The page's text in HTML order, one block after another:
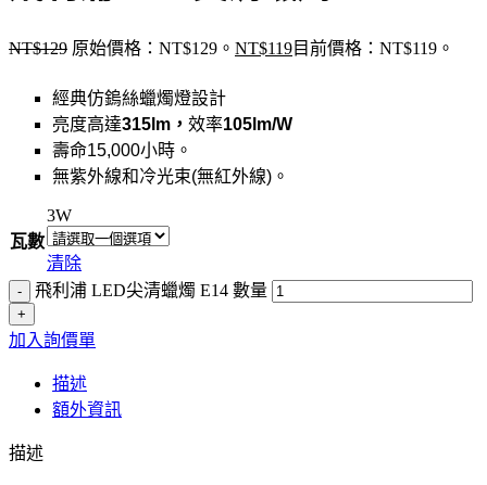
NT$129 原始價格：NT$129。 NT$119目前價格：NT$119。
經典仿鎢絲蠟燭燈設計
亮度高達315lm， 效率105lm/W
壽命15,000小時。
無紫外線和冷光束(無紅外線)。
瓦數
3W
清除
飛利浦 LED尖清蠟燭 E14 數量
加入詢價單
描述
額外資訊
描述